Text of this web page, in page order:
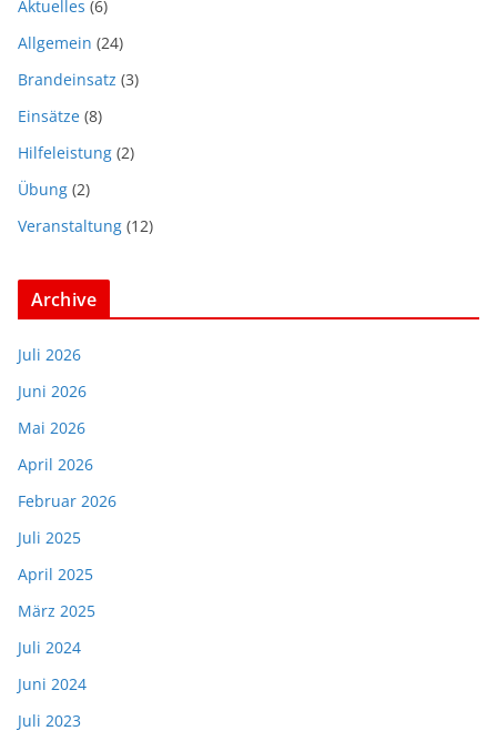
Aktuelles (6)
Allgemein (24)
Brandeinsatz (3)
Einsätze (8)
Hilfeleistung (2)
Übung (2)
Veranstaltung (12)
Archive
Juli 2026
Juni 2026
Mai 2026
April 2026
Februar 2026
Juli 2025
April 2025
März 2025
Juli 2024
Juni 2024
Juli 2023